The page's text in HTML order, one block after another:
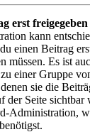
erst
kann
einen Beitrag
müssen. Es ist
einer Gruppe
sie die
der Seite sichtbar
Administration,